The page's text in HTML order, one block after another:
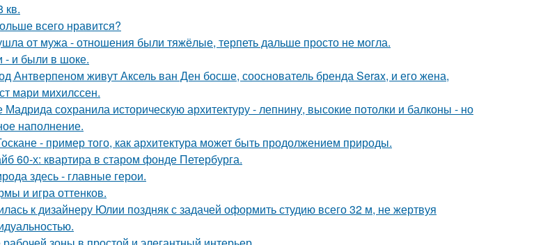
кв.
всего нравится?
от мужа - отношения были тяжёлые, терпеть дальше просто не могла.
- и были в шоке.
Антверпеном живут Аксель ван Ден босше, сооснователь бренда Serax, и его жена,
мари михилссен.
Мадрида сохранила историческую архитектуру - лепнину, высокие потолки и балконы - но
наполнение.
- пример того, как архитектура может быть продолжением природы.
60-х: квартира в старом фонде Петербурга.
здесь - главные герои.
и игра оттенков.
к дизайнеру Юлии поздняк с задачей оформить студию всего 32 м, не жертвуя